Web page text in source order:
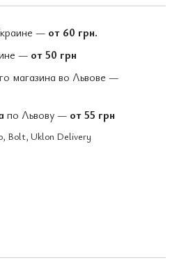
— от 60 грн.
— от 50 грн
магазина во Львове —
по Львову — от 55 грн
Bolt, Uklon Delivery